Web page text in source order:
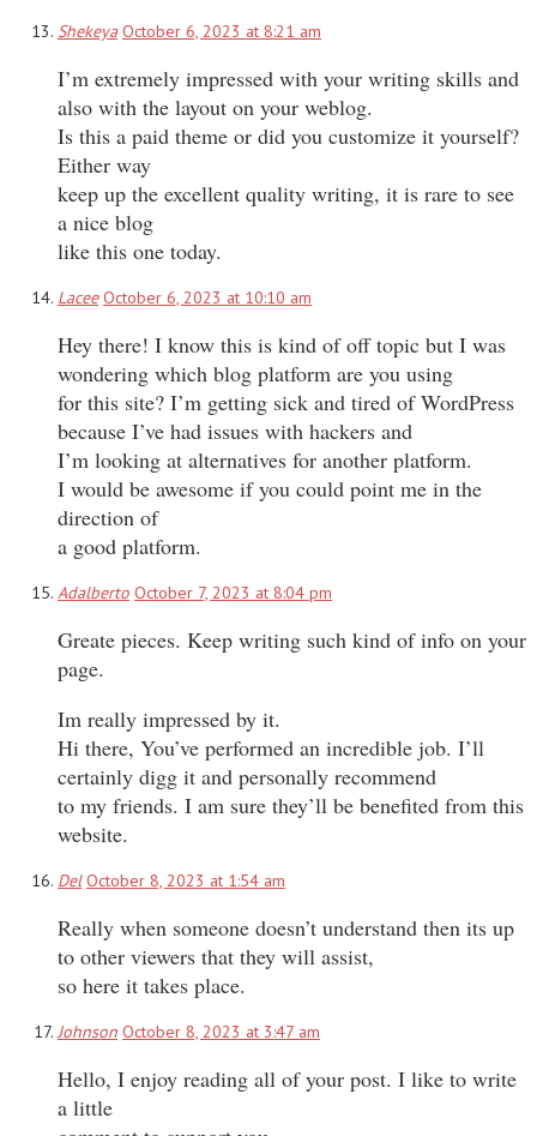
Shekeya October 6, 2023 at 8:21 am
I’m extremely impressed with your writing skills and
also with the layout on your weblog.
Is this a paid theme or did you customize it yourself?
Either way
keep up the excellent quality writing, it is rare to see
a nice blog
like this one today.
Lacee October 6, 2023 at 10:10 am
Hey there! I know this is kind of off topic but I was
wondering which blog platform are you using
for this site? I’m getting sick and tired of WordPress
because I’ve had issues with hackers and
I’m looking at alternatives for another platform.
I would be awesome if you could point me in the
direction of
a good platform.
Adalberto October 7, 2023 at 8:04 pm
Greate pieces. Keep writing such kind of info on your
page.
Im really impressed by it.
Hi there, You’ve performed an incredible job. I’ll
certainly digg it and personally recommend
to my friends. I am sure they’ll be benefited from this
website.
Del October 8, 2023 at 1:54 am
Really when someone doesn’t understand then its up
to other viewers that they will assist,
so here it takes place.
Johnson October 8, 2023 at 3:47 am
Hello, I enjoy reading all of your post. I like to write
a little